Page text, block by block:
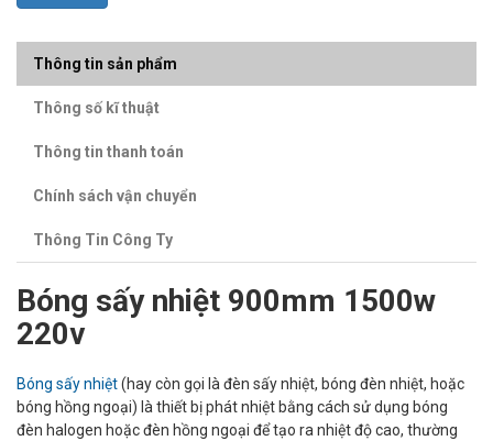
Thông tin sản phẩm
Thông số kĩ thuật
Thông tin thanh toán
Chính sách vận chuyển
Thông Tin Công Ty
Bóng sấy nhiệt 900mm 1500w
220v
Bóng sấy nhiệt(hay còn gọi là đèn sấy nhiệt, bóng đèn nhiệt, hoặc
bóng hồng ngoại) là thiết bị phát nhiệt bằng cách sử dụng bóng
đèn halogen hoặc đèn hồng ngoại để tạo ra nhiệt độ cao, thường